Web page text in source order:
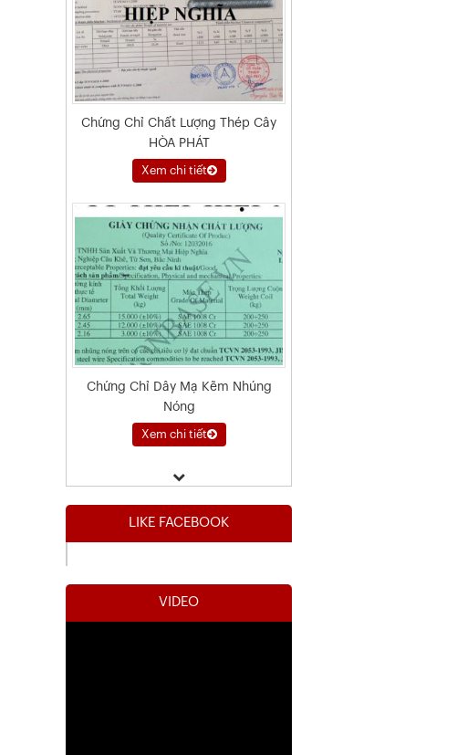
Chứng Chỉ Chất Lượng Thép Cây
HÒA PHÁT
Xem chi tiết
Chứng Chỉ Dây Mạ Kẽm Nhúng
Nóng
Xem chi tiết
LIKE FACEBOOK
VIDEO